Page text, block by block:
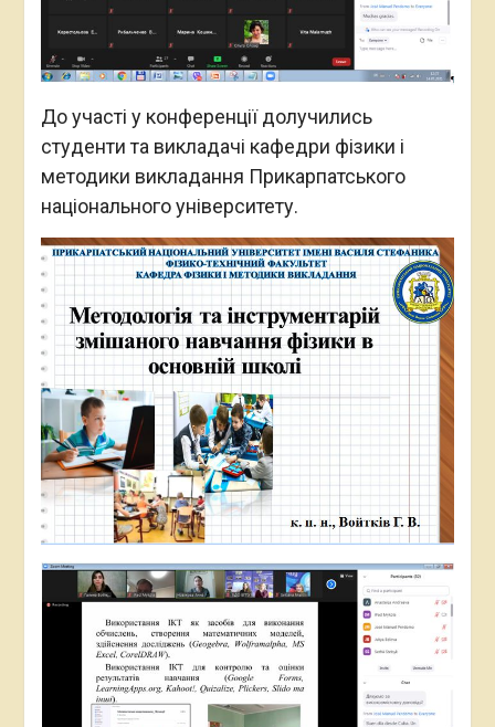
До участі у конференції долучились
студенти та викладачі кафедри фізики і
методики викладання Прикарпатського
національного університету.